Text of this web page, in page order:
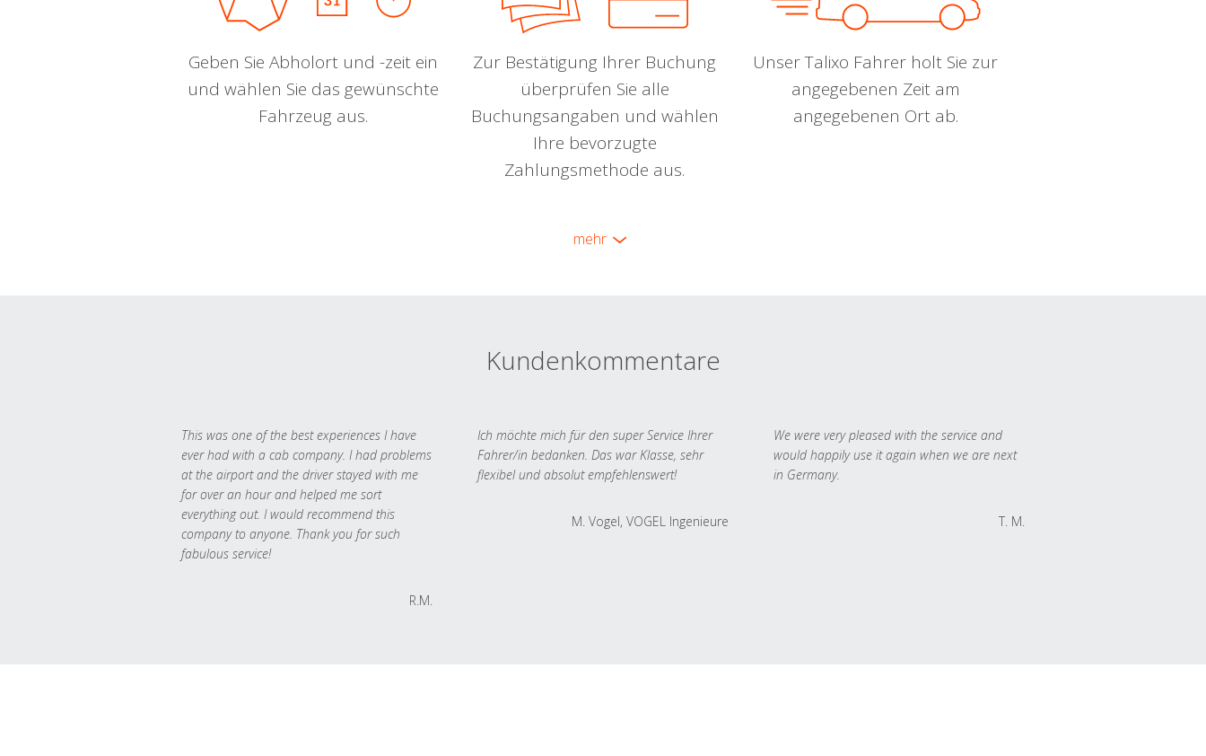
Geben Sie Abholort und -zeit ein
und wählen Sie das gewünschte
Fahrzeug aus.
Zur Bestätigung Ihrer Buchung
überprüfen Sie alle
Buchungsangaben und wählen
Ihre bevorzugte
Zahlungsmethode aus.
Unser Talixo Fahrer holt Sie zur
angegebenen Zeit am
angegebenen Ort ab.
mehr
Kundenkommentare
This was one of the best experiences I have
ever had with a cab company. I had problems
at the airport and the driver stayed with me
for over an hour and helped me sort
everything out. I would recommend this
company to anyone. Thank you for such
fabulous service!
R.M.
Ich möchte mich für den super Service Ihrer
Fahrer/in bedanken. Das war Klasse, sehr
flexibel und absolut empfehlenswert!
M. Vogel, VOGEL Ingenieure
We were very pleased with the service and
would happily use it again when we are next
in Germany.
T. M.